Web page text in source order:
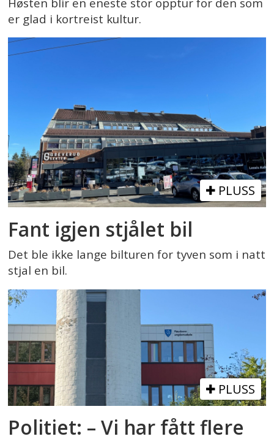
er glad i kortreist kultur.
PLUSS
Fant igjen stjålet bil
Det ble ikke lange bilturen for tyven som i natt
stjal en bil.
PLUSS
Politiet: – Vi har fått flere